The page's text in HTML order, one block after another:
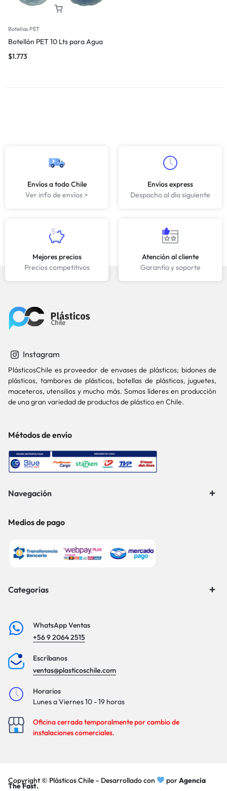
Botellas PET
Botellón PET 10 Lts para Agua
$1.773
Envíos a todo Chile
Ver info de envíos >
Envíos express
Despacho al día siguiente
Mejores precios
Precios competitivos
Atención al cliente
Garantía y soporte
Instagram
PlásticosChile es proveedor de envases de plásticos; bidones de
plásticos, tambores de plásticos, botellas de plásticos, juguetes,
maceteros, utensilios y mucho más. Somos líderes en producción
de una gran variedad de productos de plástico en Chile.
Métodos de envío
Navegación
Medios de pago
Categorías
WhatsApp Ventas
+56 9 2064 2515
Escríbanos
ventas@plasticoschile.com
Horarios
Lunes a Viernes 10 - 19 horas
Oficina cerrada temporalmente por cambio de
instalaciones comerciales.
Copyright © Plásticos Chile – Desarrollado con porAgencia
The Fast.